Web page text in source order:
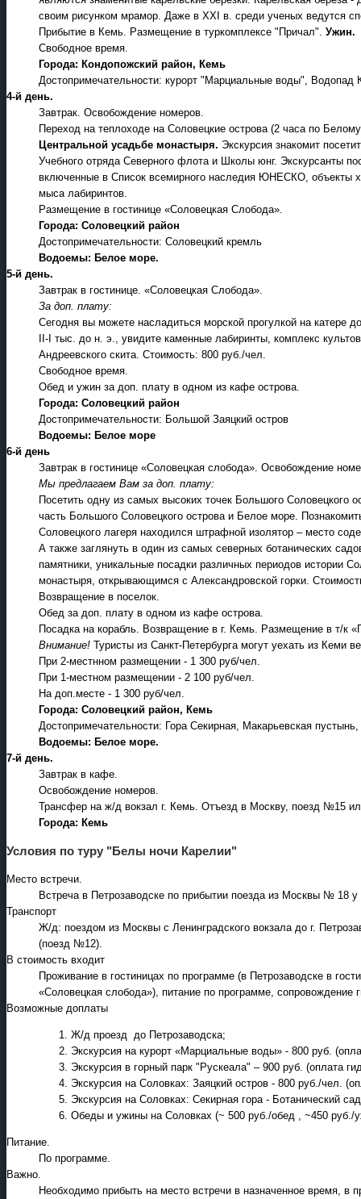
своим рисунком мрамор. Даже в XXI в. среди ученых ведутся
Прибытие в Кемь. Размещение в туркомплексе "Причал". Ужин.
Свободное время.
Города: Кондопожский район, Кемь
Достопримечательности: курорт "Марциальные воды",
4-й день.
Завтрак. Освобождение номеров.
Переход на теплоходе на Соловецкие острова (2 часа по
Центральной усадьбе монастыря. Экскурсия знакомит
Учебного отряда Северного флота и Школы юнг. Экскурсанты
включенные в Список всемирного наследия ЮНЕСКО, объекты
мыса лабиринтов.
Размещение в гостинице «Соловецкая Слобода».
Города: Соловецкий район
Достопримечательности: Соловецкий кремль
Водоемы: Белое море.
5-й день.
Завтрак в гостинице. «Соловецкая Слобода».
За доп. плату:
Сегодня вы можете насладиться морской прогулкой на катере
II-I тыс. до н. э., увидите каменные лабиринты, комплекс
Андреевского скита. Стоимость: 800 руб./чел.
Свободное время.
Обед и ужин за доп. плату в одном из кафе острова.
Города: Соловецкий район
Достопримечательности: Большой Заяцкий остров
Водоемы: Белое море
6-й день
Завтрак в гостинице «Соловецкая слобода». Освобождение
Мы предлагаем Вам за доп. плату:
Посетить одну из самых высоких точек Большого Соловецкого
часть Большого Соловецкого острова и Белое море.
Соловецкого лагеря находился штрафной изолятор – место
А также заглянуть в один из самых северных ботанических
памятники, уникальные посадки различных периодов истории
монастыря, открывающимся с Александровской горки.
Возвращение в поселок.
Обед за доп. плату в одном из кафе острова.
Посадка на корабль. Возвращение в г. Кемь. Размещение в т/к
Внимание! Туристы из Санкт-Петербурга могут уехать из Кеми
При 2-местнном размещении - 1 300 руб/чел.
При 1-местном размещении - 2 100 руб/чел.
На доп.месте - 1 300 руб/чел.
Города: Соловецкий район, Кемь
Достопримечательности: Гора Секирная, Макарьевская
Водоемы: Белое море.
7-й день.
Завтрак в кафе.
Освобождение номеров.
Трансфер на ж/д вокзал г. Кемь. Отъезд в Москву, поезд №15
Города: Кемь
Условия по туру "Белы ночи Карелии"
Место встречи.
Встреча в Петрозаводске по прибытии поезда из Москвы № 18
Транспорт
Ж/д: поездом из Москвы с Ленинградского вокзала до г.
(поезд №12).
В стоимость входит
Проживание в гостиницах по программе (в Петрозаводске в
«Соловецкая слобода»), питание по программе,
Возможные доплаты
Ж/д проезд до Петрозаводска;
Экскурсия на курорт «Марциальные воды» - 800 руб.
Экскурсия в горный парк "Рускеала" – 900 руб. (оплата
Экскурсия на Соловках: Заяцкий остров - 800 руб./чел.
Экскурсия на Соловках: Секирная гора - Ботанический
Обеды и ужины на Соловках (~ 500 руб./обед , ~450 руб./
Питание.
По программе.
Важно.
Необходимо прибыть на место встречи в назначенное время, в